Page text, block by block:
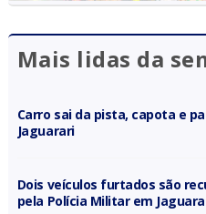
Mais lidas da
Carro sai da pista, capota e
Jaguarari
Dois veículos furtados são
pela Polícia Militar em